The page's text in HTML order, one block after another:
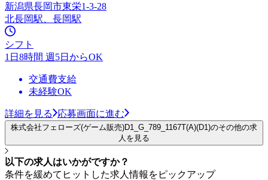
新潟県長岡市東栄1-3-28
北長岡駅、長岡駅
シフト
1日8時間 週5日からOK
交通費支給
未経験OK
詳細を見る 応募画面に進む
株式会社フェローズ(ゲーム販売)D1_G_789_1167T(A)(D1)のその他の求
人を見る
以下の求人はいかがですか？
条件を緩めてヒットした求人情報をピックアップ